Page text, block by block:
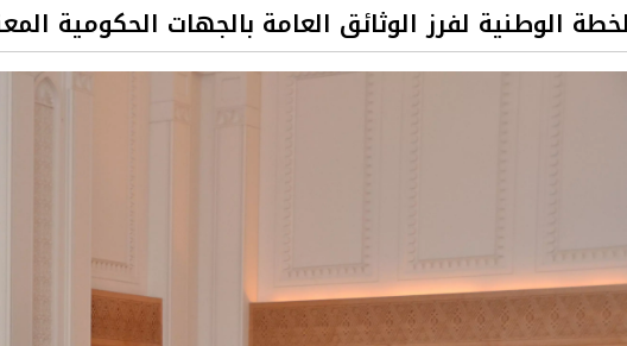
الوطنية لفرز الوثائق العامة بالجهات الحكومية